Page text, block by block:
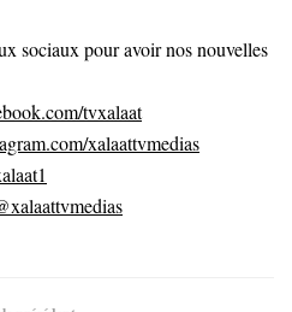
sociaux pour avoir nos nouvelles
tvxalaat
xalaattvmedias